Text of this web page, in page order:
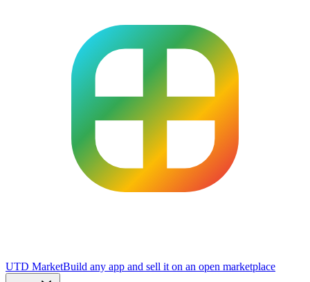
UTD MarketBuild any app and sell it on an open marketplace